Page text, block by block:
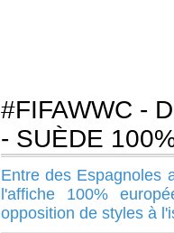
#FIFAWWC -
- SUÈDE
Entre des Espagnoles
l'affiche 100%
opposition de styles à